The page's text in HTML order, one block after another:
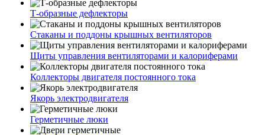
Т-образные дефлекторы
Стаканы и поддоны крышных вентиляторов
Щиты управления вентиляторами и калориферами
Коллекторы двигателя постоянного тока
Якорь электродвигателя
Герметичные люки